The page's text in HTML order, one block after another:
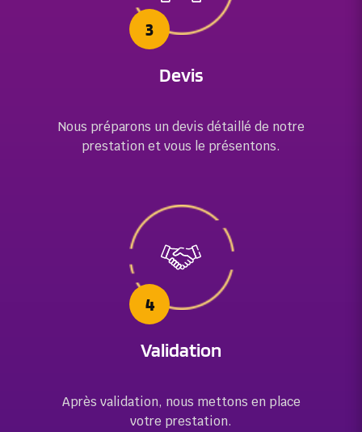
3
Devis
Nous préparons un devis détaillé de notre
prestation et vous le présentons.
4
Validation
Après validation, nous mettons en place
votre prestation.